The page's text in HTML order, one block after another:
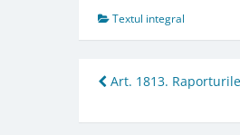
Textul integral
Post
navigation
Art. 1813.